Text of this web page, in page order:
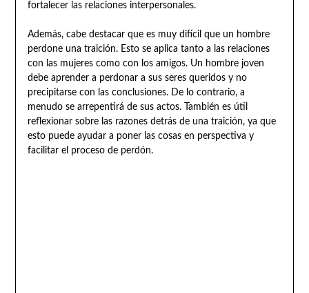
fortalecer las relaciones interpersonales.
Además, cabe destacar que es muy difícil que un hombre
perdone una traición. Esto se aplica tanto a las relaciones
con las mujeres como con los amigos. Un hombre joven
debe aprender a perdonar a sus seres queridos y no
precipitarse con las conclusiones. De lo contrario, a
menudo se arrepentirá de sus actos. También es útil
reflexionar sobre las razones detrás de una traición, ya que
esto puede ayudar a poner las cosas en perspectiva y
facilitar el proceso de perdón.